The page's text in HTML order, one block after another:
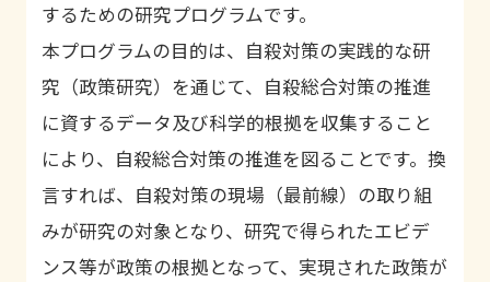
するための研究プログラムです。
本プログラムの目的は、自殺対策の実践的な研
究（政策研究）を通じて、自殺総合対策の推進
に資するデータ及び科学的根拠を収集すること
により、自殺総合対策の推進を図ることです。換
言すれば、自殺対策の現場（最前線）の取り組
みが研究の対象となり、研究で得られたエビデ
ンス等が政策の根拠となって、実現された政策が